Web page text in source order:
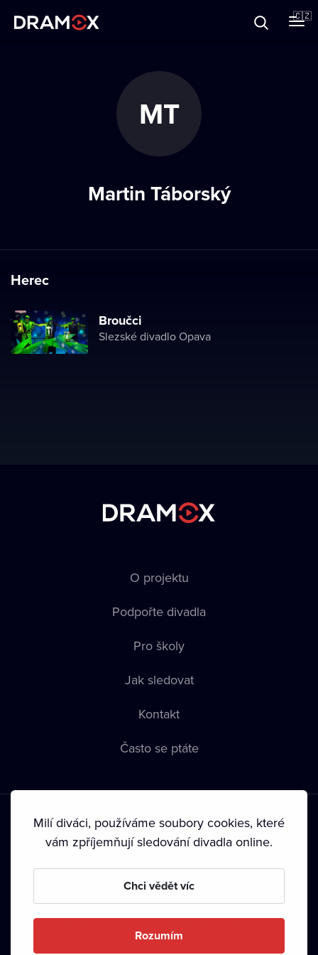
🇨🇿
MT
Martin Táborský
Herec
Broučci
Slezské divadlo Opava
O projektu
Podpořte divadla
Pro školy
Jak sledovat
Kontakt
Často se ptáte
Podmínky používání • Ochrana soukromí • Zásady používání
• Autorská práva•
Milí diváci, používáme soubory cookies, které
vám zpříjemňují sledování divadla online.
Chci vědět víc
Rozumím